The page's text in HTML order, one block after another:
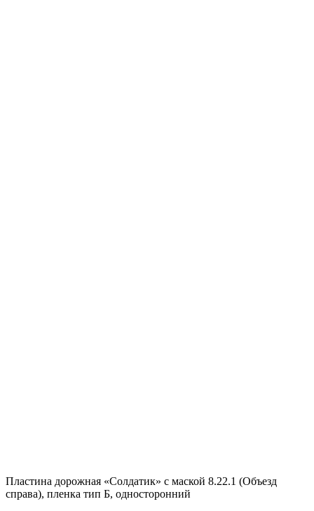
Пластина дорожная «Солдатик» с маской 8.22.1 (Объезд
справа), пленка тип Б, односторонний